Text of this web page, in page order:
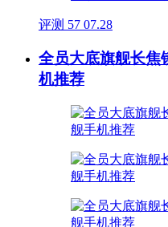
评测 57 07.28
全员大底旗舰长焦
机推荐